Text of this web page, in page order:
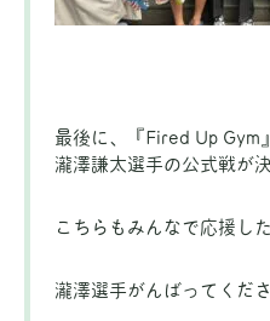
最後に、『Fired Up Gym
瀧澤謙太選手の公式戦が
こちらもみんなで応援し
瀧澤選手がんばってくだ